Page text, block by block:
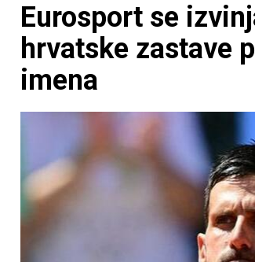
Eurosport se
hrvatske zastave
imena